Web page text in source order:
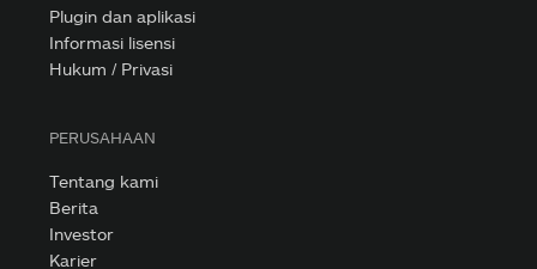
Plugin dan aplikasi
Informasi lisensi
Hukum / Privasi
PERUSAHAAN
Tentang kami
Berita
Investor
Karier